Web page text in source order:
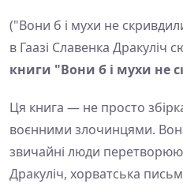
("Вони б і мухи не
в Гаазі Славенка Дракуліч
книги "Вони б і мухи не
Ця книга — не просто
воєнними злочинцями.
звичайні люди
Дракуліч, хорватська